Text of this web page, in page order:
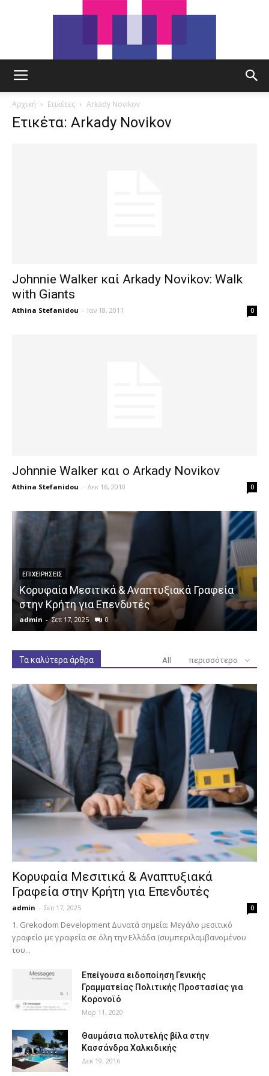
Αρχική Ετικέτες Arkady Novikov
Ετικέτα: Arkady Novikov
Johnnie Walker καί Arkady Novikov: Walk
with Giants
Athina Stefanidou - Ιαν 18, 2011 0
Johnnie Walker και ο Arkady Novikov
Athina Stefanidou - Δεκ 16, 2010 0
ΕΠΙΧΕΙΡΉΣΕΙΣ
Κορυφαία Μεσιτικά & Αναπτυξιακά Γραφεία
στην Κρήτη για Επενδυτές
admin - Σεπ 17, 2025 0
Τα καλύτερα άρθρα All περισσότερο
Κορυφαία Μεσιτικά & Αναπτυξιακά
Γραφεία στην Κρήτη για Επενδυτές
admin - Σεπ 17, 2025 0
1. Grekodom Development Δυνατά σημεία: Μεγάλο μεσιτικό
γραφείο με γραφεία σε όλη την Ελλάδα (συμπεριλαμβανομένου
του...
Επείγουσα ειδοποίηση Γενικής
Γραμματείας Πολιτικής Προστασίας για
Κορονοϊό
Μαρ 11, 2020
Θαυμάσια πολυτελής βίλα στην
Κασσάνδρα Χαλκιδικής
Δεκ 19, 2016